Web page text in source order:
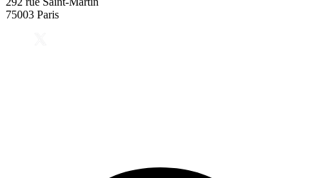
75003 Paris